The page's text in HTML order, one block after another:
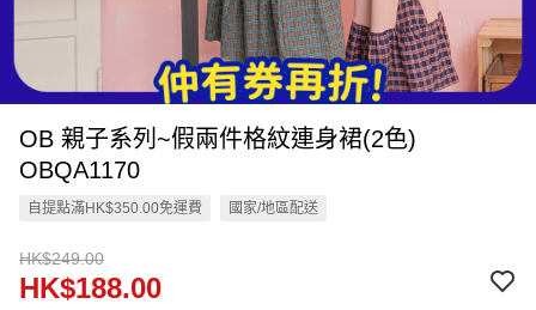
OB 親子系列~假兩件格紋連身裙(2色)
OBQA1170
自提點滿HK$350.00免運費 國家/地區配送
HK$249.00
HK$188.00